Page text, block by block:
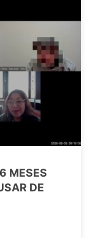
MESES
DE